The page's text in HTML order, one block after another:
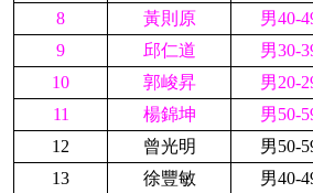
8
黃則原
男40-
9
邱仁道
男30-
10
郭峻昇
男20-
11
楊錦坤
男50-
12
曾光明
男50-
13
徐豐敏
男40-